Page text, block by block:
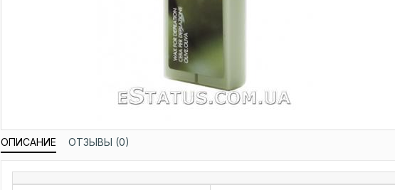
ОПИСАНИЕ ОТЗЫВЫ (0)